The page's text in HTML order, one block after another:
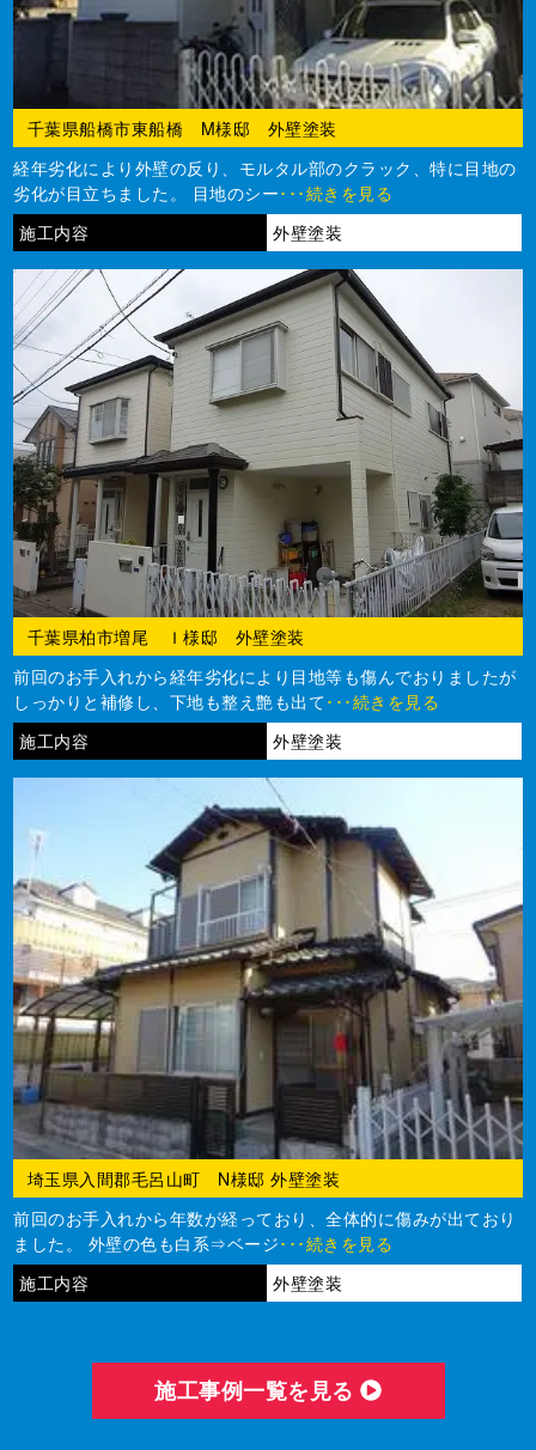
千葉県船橋市東船橋 M様邸 外壁塗装
経年劣化により外壁の反り、モルタル部のクラック、特に目地の
劣化が目立ちました。 目地のシー･･･続きを見る
施工内容
外壁塗装
千葉県柏市増尾 Ｉ様邸 外壁塗装
前回のお手入れから経年劣化により目地等も傷んでおりましたが
しっかりと補修し、下地も整え艶も出て･･･続きを見る
施工内容
外壁塗装
埼玉県入間郡毛呂山町 N様邸 外壁塗装
前回のお手入れから年数が経っており、全体的に傷みが出ており
ました。 外壁の色も白系⇒ベージ･･･続きを見る
施工内容
外壁塗装
施⼯事例⼀覧を⾒る